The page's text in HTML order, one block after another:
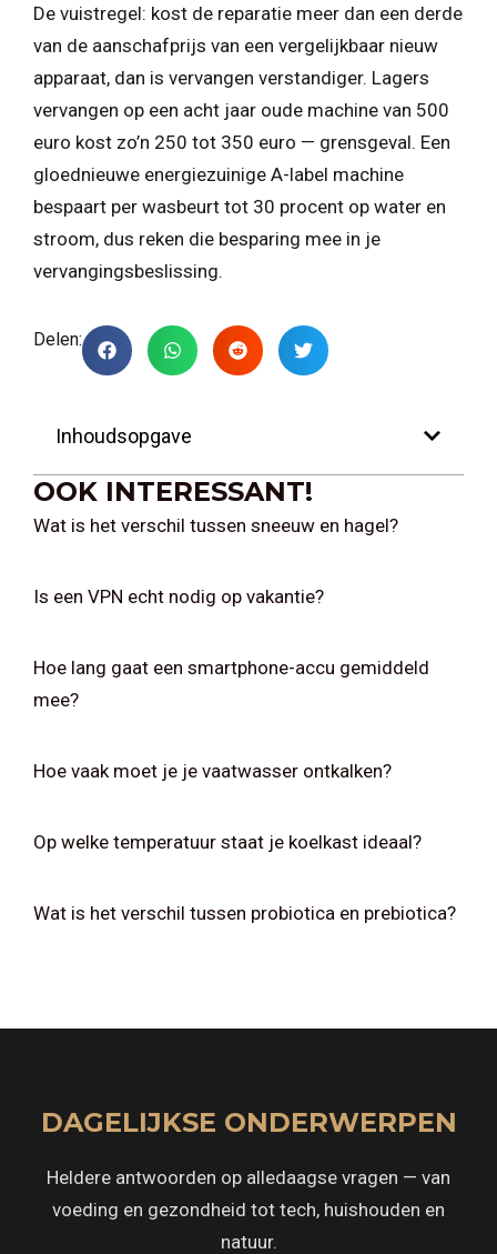
De vuistregel: kost de reparatie meer dan een derde
van de aanschafprijs van een vergelijkbaar nieuw
apparaat, dan is vervangen verstandiger. Lagers
vervangen op een acht jaar oude machine van 500
euro kost zo’n 250 tot 350 euro — grensgeval. Een
gloednieuwe energiezuinige A-label machine
bespaart per wasbeurt tot 30 procent op water en
stroom, dus reken die besparing mee in je
vervangingsbeslissing.
Delen:
Inhoudsopgave
OOK INTERESSANT!
Wat is het verschil tussen sneeuw en hagel?
Is een VPN echt nodig op vakantie?
Hoe lang gaat een smartphone-accu gemiddeld
mee?
Hoe vaak moet je je vaatwasser ontkalken?
Op welke temperatuur staat je koelkast ideaal?
Wat is het verschil tussen probiotica en prebiotica?
DAGELIJKSE ONDERWERPEN
Heldere antwoorden op alledaagse vragen — van
voeding en gezondheid tot tech, huishouden en
natuur.